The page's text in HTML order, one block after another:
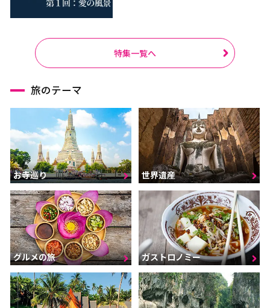
特集一覧へ
旅のテーマ
お寺巡り 世界遺産
グルメの旅 ガストロノミー